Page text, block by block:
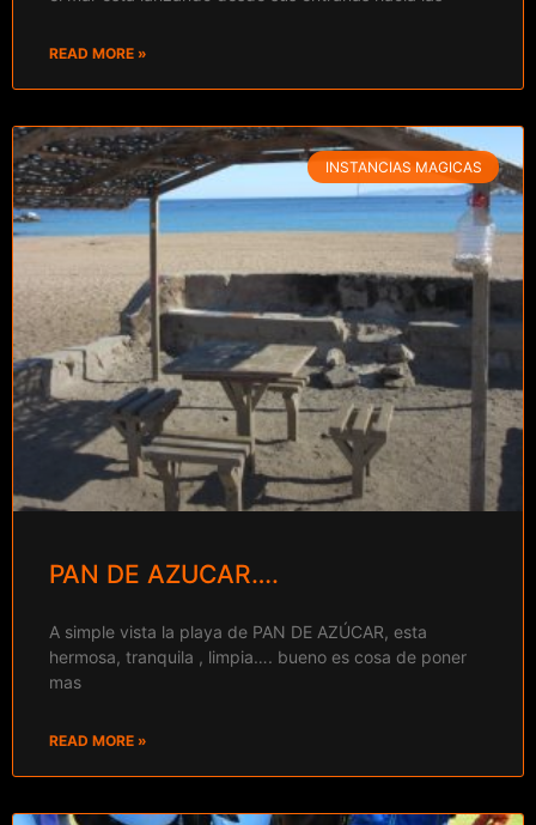
READ MORE »
INSTANCIAS MAGICAS
PAN DE AZUCAR….
A simple vista la playa de PAN DE AZÚCAR, esta
hermosa, tranquila , limpia…. bueno es cosa de poner
mas
READ MORE »